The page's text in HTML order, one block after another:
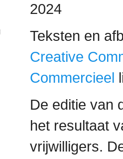
2024
Teksten en
Creative
Commercieel
De editie van
het resultaat
vrijwilligers.